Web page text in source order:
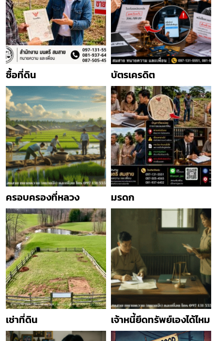
ซื้อที่ดิน บัตรเครดิต
ครอบครองที่หลวง มรดก
เช่าที่ดิน เจ้าหนี้ยึดทรัพย์เองได้ไหม